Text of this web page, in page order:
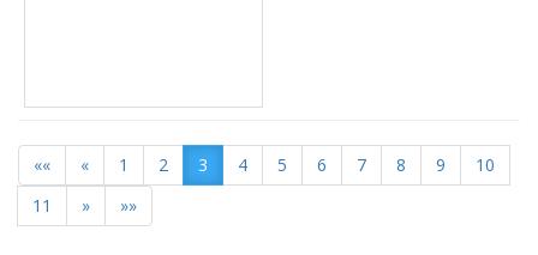
«« « 1 2 3 4 5 6 7 8 9
10
11
» »»